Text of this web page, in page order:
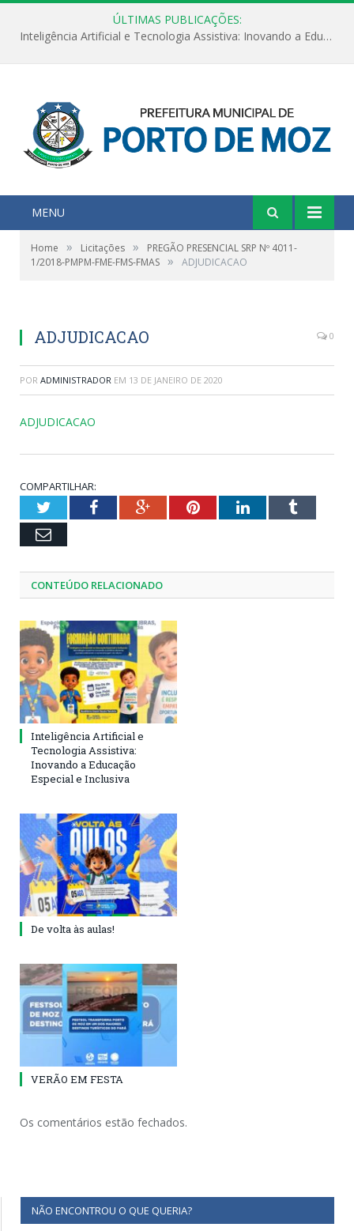
ÚLTIMAS PUBLICAÇÕES:
Inteligência Artificial e Tecnologia Assistiva: Inovando a Educação Especial e Inclusiva
MENU
Home » Licitações »
PREGÃO PRESENCIAL SRP Nº 4011-
1/2018-PMPM-FME-FMS-FMAS » ADJUDICACAO
ADJUDICACAO 0
POR ADMINISTRADOR EM 13 DE JANEIRO DE 2020
ADJUDICACAO
COMPARTILHAR:
TwitterFacebookGoogle+PinterestLinkedInTumblr
Email
CONTEÚDO RELACIONADO
Inteligência Artificial e
Tecnologia Assistiva:
Inovando a Educação
Especial e Inclusiva
De volta às aulas!
VERÃO EM FESTA
Os comentários estão fechados.
NÃO ENCONTROU O QUE QUERIA?